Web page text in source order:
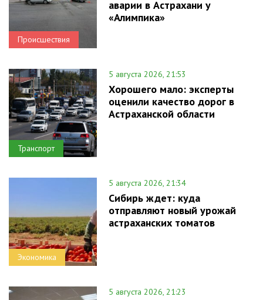
Происшествия
аварии в Астрахани у
«Алимпика»
Транспорт
5 августа 2026, 21:53
Хорошего мало: эксперты
оценили качество дорог в
Астраханской области
Экономика
5 августа 2026, 21:34
Сибирь ждет: куда
отправляют новый урожай
астраханских томатов
5 августа 2026, 21:23